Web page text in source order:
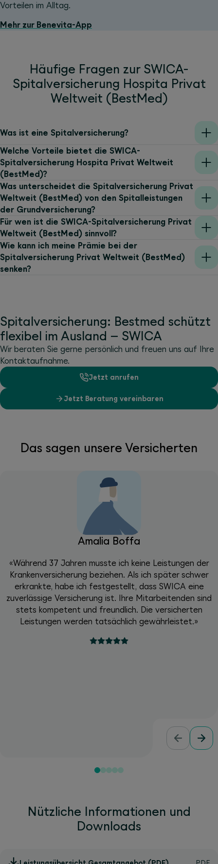
Vorteilen im Alltag.
Mehr zur Benevita-App
Häufige Fragen zur SWICA-
Spitalversicherung Hospita Privat
Weltweit (BestMed)
Was ist eine Spitalversicherung?
Welche Vorteile bietet die SWICA-
Spitalversicherung Hospita Privat Weltweit
(BestMed)?
Was unterscheidet die Spitalversicherung Privat
Weltweit (BestMed) von den Spitalleistungen
der Grundversicherung?
Für wen ist die SWICA-Spitalversicherung Privat
Weltweit (BestMed) sinnvoll?
Wie kann ich meine Prämie bei der
Spitalversicherung Privat Weltweit (BestMed)
senken?
Spitalversicherung: Bestmed schützt
flexibel im Ausland – SWICA
Wir beraten Sie gerne persönlich und freuen uns auf Ihre
Kontaktaufnahme.
Jetzt anrufen
Jetzt Beratung vereinbaren
Das sagen unsere Versicherten
Amalia Boffa
«Während 37 Jahren musste ich keine Leistungen der
Krankenversicherung beziehen. Als ich später schwer
erkrankte, habe ich festgestellt, dass SWICA eine
zuverlässige Versicherung ist. Ihre Mitarbeitenden sind
stets kompetent und freundlich. Die versicherten
Leistungen werden tatsächlich gewährleistet.»
Nützliche Informationen und
Downloads